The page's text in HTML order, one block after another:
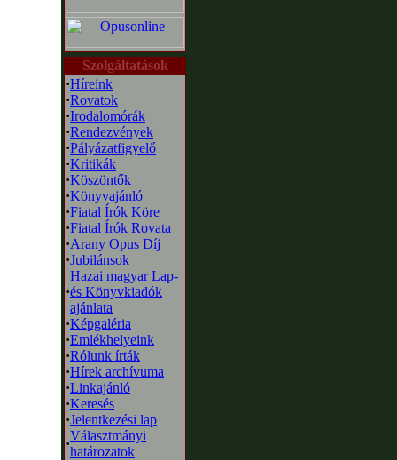
Szolgáltatások
·Híreink
·Rovatok
·Irodalomórák
·Rendezvények
·Pályázatfigyelő
·Kritikák
·Köszöntők
·Könyvajánló
·Fiatal Írók Köre
·Fiatal Írók Rovata
·Arany Opus Díj
·Jubilánsok
·
Hazai magyar Lap-
és Könyvkiadók
ajánlata
·Képgaléria
·Emlékhelyeink
·Rólunk írták
·Hírek archívuma
·Linkajánló
·Keresés
·Jelentkezési lap
·
Választmányi
határozatok